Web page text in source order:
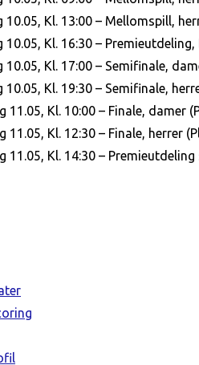
10.05, Kl. 13:00 – Mellomspill,
10.05, Kl. 16:30 –
10.05, Kl. 17:00 – Semifinale,
10.05, Kl. 19:30 – Semifinale,
11.05, Kl. 10:00 – Finale, damer
11.05, Kl. 12:30 – Finale, herrer
11.05, Kl. 14:30 – Premieutdeling